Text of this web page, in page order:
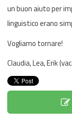
un buon aiuto per
linguistico erano
Vogliamo tornare!
Claudia, Lea, Erik